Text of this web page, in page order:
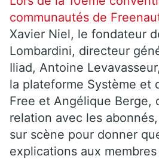
communautés de
Xavier Niel, le fondateur
Lombardini, directeur
Iliad, Antoine
la plateforme Système et
Free et Angélique Berge,
relation avec les
sur scène pour donner
explications aux